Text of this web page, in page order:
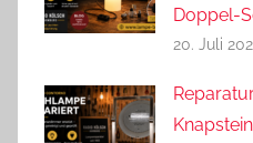
Doppel-
20. Juli